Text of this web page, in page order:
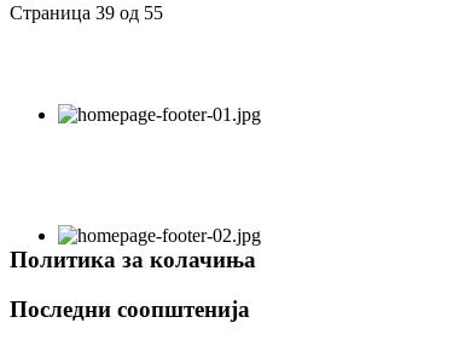
Страница 39 од 55
Политика за колачиња
Последни соопштенија